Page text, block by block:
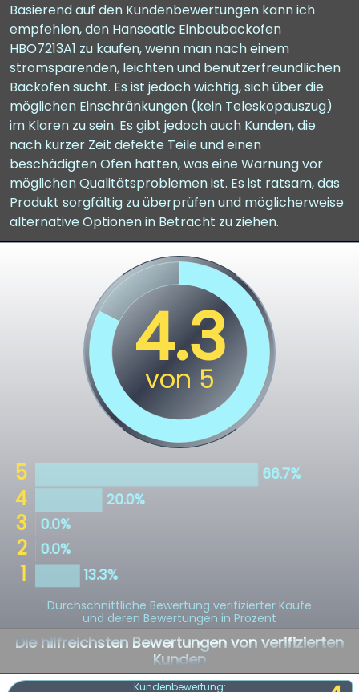
Basierend auf den Kundenbewertungen kann ich
empfehlen, den Hanseatic Einbaubackofen
HBO7213A1 zu kaufen, wenn man nach einem
stromsparenden, leichten und benutzerfreundlichen
Backofen sucht. Es ist jedoch wichtig, sich über die
möglichen Einschränkungen (kein Teleskopauszug)
im Klaren zu sein. Es gibt jedoch auch Kunden, die
nach kurzer Zeit defekte Teile und einen
beschädigten Ofen hatten, was eine Warnung vor
möglichen Qualitätsproblemen ist. Es ist ratsam, das
Produkt sorgfältig zu überprüfen und möglicherweise
alternative Optionen in Betracht zu ziehen.
Durchschnittliche Bewertung verifizierter Käufe
und deren Bewertungen in Prozent
Die hilfreichsten Bewertungen von verifizierten
Kunden
Kundenbewertung: